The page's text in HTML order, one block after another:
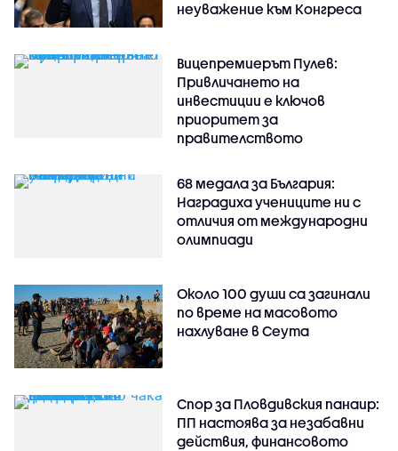
неуважение към Конгреса
Вицепремиерът Пулев:
Привличането на
инвестиции е ключов
приоритет за
правителството
68 медала за България:
Наградиха учениците ни с
отличия от международни
олимпиади
Около 100 души са загинали
по време на масовото
нахлуване в Сеута
Спор за Пловдивския панаир:
ПП настоява за незабавни
действия, финансовото